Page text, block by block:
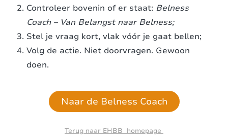
Controleer bovenin of er staat: Belness
Coach – Van Belangst naar Belness;
Stel je vraag kort, vlak vóór je gaat bellen;
Volg de actie. Niet doorvragen. Gewoon
doen.
Naar de Belness Coach
Terug naar EHBB homepage